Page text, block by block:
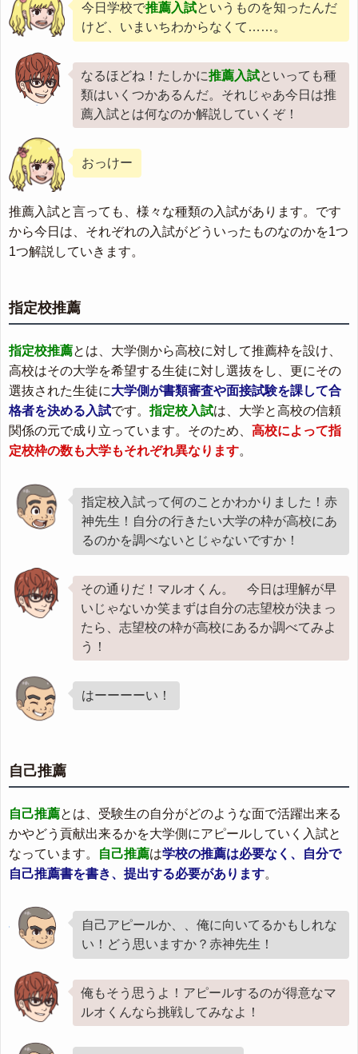
今日学校で推薦入試というものを知ったんだ
けど、いまいちわからなくて……。
なるほどね！たしかに推薦入試といっても種
類はいくつかあるんだ。それじゃあ今日は推
薦入試とは何なのか解説していくぞ！
おっけー
推薦入試と言っても、様々な種類の入試があります。です
から今日は、それぞれの入試がどういったものなのかを1つ
1つ解説していきます。
指定校推薦
指定校推薦とは、大学側から高校に対して推薦枠を設け、
高校はその大学を希望する生徒に対し選抜をし、更にその
選抜された生徒に大学側が書類審査や面接試験を課して合
格者を決める入試です。指定校入試は、大学と高校の信頼
関係の元で成り立っています。そのため、 高校によって指
定校枠の数も大学もそれぞれ異なります。
指定校入試って何のことかわかりました！赤
神先生！自分の行きたい大学の枠が高校にあ
るのかを調べないとじゃないですか！
その通りだ！マルオくん。 今日は理解が早
いじゃないか笑まずは自分の志望校が決まっ
たら、志望校の枠が高校にあるか調べてみよ
う！
はーーーーい！
自己推薦
自己推薦とは、受験生の自分がどのような面で活躍出来る
かやどう貢献出来るかを大学側にアピールしていく入試と
なっています。
自己推薦は学校の推薦は必要なく、自分で
自己推薦書を書き、提出する必要があります。
自己アピールか、、俺に向いてるかもしれな
い！どう思いますか？赤神先生！
俺もそう思うよ！アピールするのが得意なマ
ルオくんなら挑戦してみなよ！